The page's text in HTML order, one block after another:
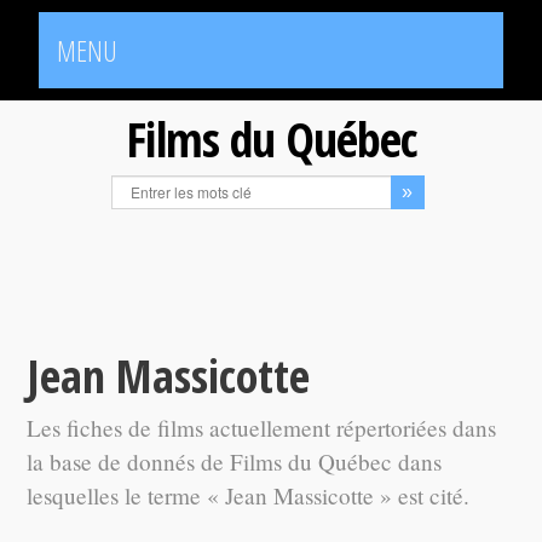
MENU
Films du Québec
Jean Massicotte
Les fiches de films actuellement répertoriées dans
la base de donnés de Films du Québec dans
lesquelles le terme « Jean Massicotte » est cité.